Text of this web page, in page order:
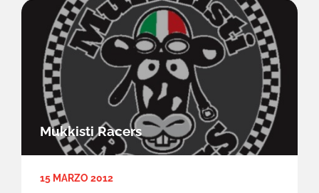
SPORT
TESSERAMENTO
NEWS
CALENDARIO EVENTI
LINK UTILI
FAQ
Mukkisti Racers
15 MARZO 2012